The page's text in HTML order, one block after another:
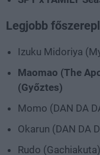
Legjobb
Izuku Midoriya
Maomao (The
(Győztes)
Momo (DAN DA
Okarun (DAN DA
Rudo (Gachiakuta)